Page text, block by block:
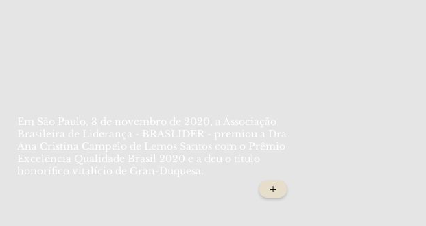
Em São Paulo, 3 de novembro de 2020, a Associação
Brasileira de Liderança - BRASLIDER - premiou a Dra
Ana Cristina Campelo de Lemos Santos com o Prêmio
Excelência Qualidade Brasil 2020 e a deu o título
honorífico vitalício de Gran-Duquesa.
+